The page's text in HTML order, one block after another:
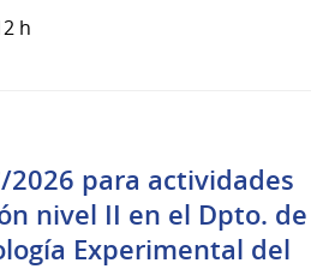
h
2026 para actividades
nivel II en el Dpto. de
Experimental del